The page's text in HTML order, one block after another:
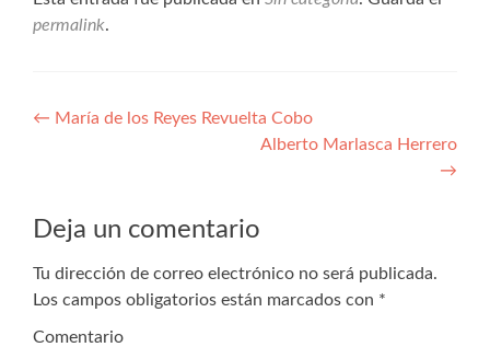
permalink.
Navegación
← María de los Reyes Revuelta Cobo
Alberto Marlasca Herrero
→
Deja un comentario
Tu dirección de correo electrónico no será publicada.
Los campos obligatorios están marcados con *
Comentario